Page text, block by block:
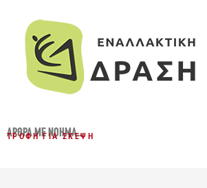
ΆΡΘΡΑ ΜΕ ΝΌΗΜΑ...
ΤΡΟΦΉ ΓΙΑ ΣΚΈΨΗ